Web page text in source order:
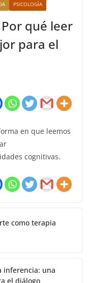
PSICOLOGÍA
qué leer
para el
en que leemos
cognitivas.
como terapia
inferencia: una
el diálogo